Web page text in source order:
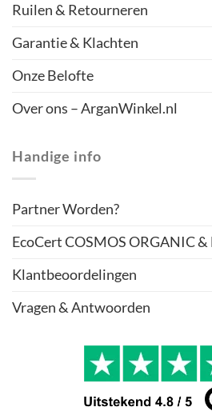
Ruilen & Retourneren
Garantie & Klachten
Onze Belofte
Over ons – ArganWinkel.nl
Handige info
Partner Worden?
EcoCert COSMOS ORGANIC
Klantbeoordelingen
Vragen & Antwoorden